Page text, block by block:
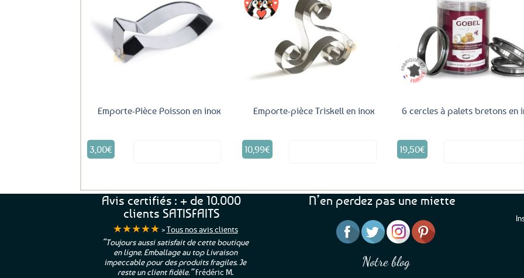
Ajouter
aux
Emporte-Pièce Poisson en inox
3,00€
Emporte-pièce Triskell en inox
10,99€
6 cercles à palets bretons en
19,50€
Avis certifiés : + de 10.000
clients SATISFAITS
★★★★★ >Tous nos avis clients
“Toujours aussi satisfait de cette boutique
en ligne. Emballage au top Livraison
impeccable pour des produits fragiles. Je
reste un client fidèle.”Frédéric M.
“Une boutique que je recommande pour
leur sérieux, des bons et beaux produits
et une équipe à l’écoute :-)”Patricia M.
“J’ai mis 5 étoiles parce
en mettre
Je suis plus que
de ma livraison. Ne
N’en perdez pas une miette
Notre blog